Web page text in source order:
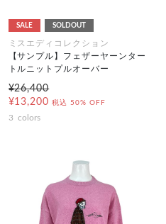
SALE SOLDOUT
ミスエディコレクション
【サンプル】フェザーヤーンター
トルニットプルオーバー
¥26,400
¥13,200 税込 50% OFF
3 colors